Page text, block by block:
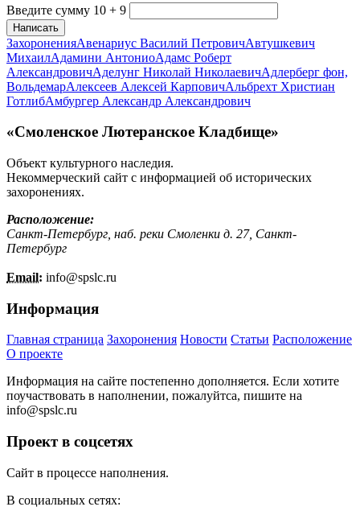
Введите сумму 10 + 9
Написать
ЗахороненияАвенариус Василий ПетровичАвтушкевич
МихаилАдамини АнтониоАдамс Роберт
АлександровичАделунг Николай НиколаевичАдлерберг фон,
ВольдемарАлексеев Алексей КарповичАльбрехт Христиан
ГотлибАмбургер Александр Александрович
«Смоленское Лютеранское Кладбище»
Объект культурного наследия.
Некоммерческий сайт с информацией об исторических
захоронениях.
Расположение:
Санкт-Петербург, наб. реки Смоленки д. 27, Санкт-
Петербург
Email: info@spslc.ru
Информация
Главная страница Захоронения Новости Статьи Расположение
О проекте
Информация на сайте постепенно дополняется. Если хотите
поучаствовать в наполнении, пожалуйтса, пишите на
info@spslc.ru
Проект в соцсетях
Сайт в процессе наполнения.
В социальных сетях: